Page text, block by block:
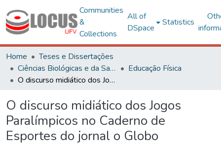
Communities
&
Collections
All of
DSpace
Statistics
Home
Teses e Dissertações
Ciências Biológicas e da Saúde
Educação Física
O discurso midiático dos Jogos Paralímpicos no Caderno de Esportes do jornal o Globo
O discurso midiático dos Jogos
Paralímpicos no Caderno de
Esportes do jornal o Globo